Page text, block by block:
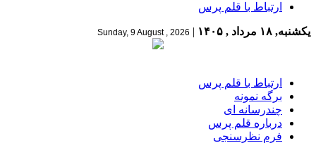
ارتباط با قلم پرس
یکشنبه, ۱۸ مرداد , ۱۴۰۵ |
Sunday, 9 August , 2026
ارتباط با قلم پرس
برگه نمونه
چندرسانه ای
درباره قلم پرس
فرم نظرسنجی